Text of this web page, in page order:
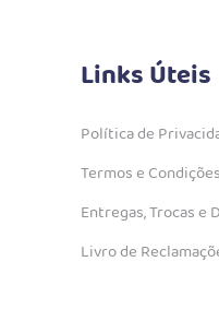
Links Úteis
Política de
Termos e Condições
Entregas, Trocas e
Livro de